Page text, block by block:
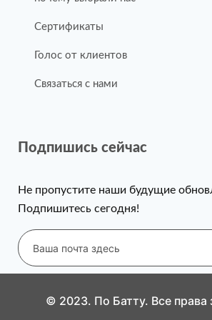
Сертификаты
Голос от клиентов
Связаться с нами
Подпишись сейчас
Не пропустите наши будущие
Подпишитесь сегодня!
© 2023. По Батту. Все